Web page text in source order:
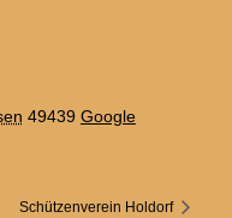
49439 Google
Schützenverein Holdorf